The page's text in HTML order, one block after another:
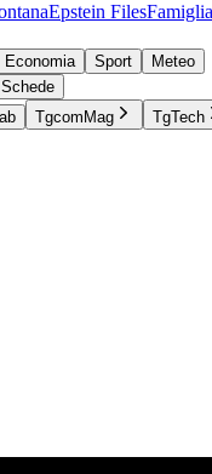
Epstein Files
Economia Sport
Meteo
Schede
TgcomMag TgTech